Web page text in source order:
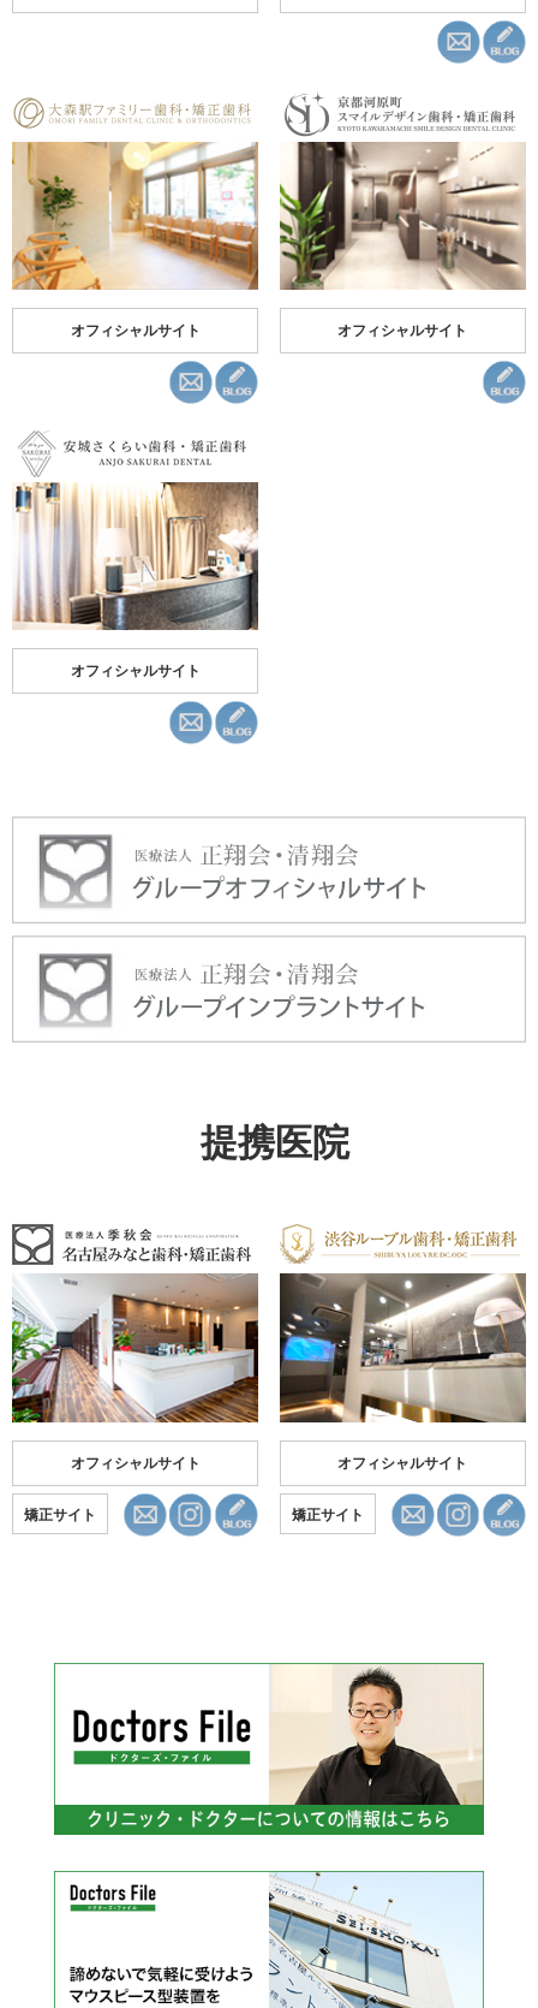
オフィシャルサイト オフィシャルサイト
オフィシャルサイト
提携医院
オフィシャルサイト
矯正サイト
オフィシャルサイト
矯正サイト